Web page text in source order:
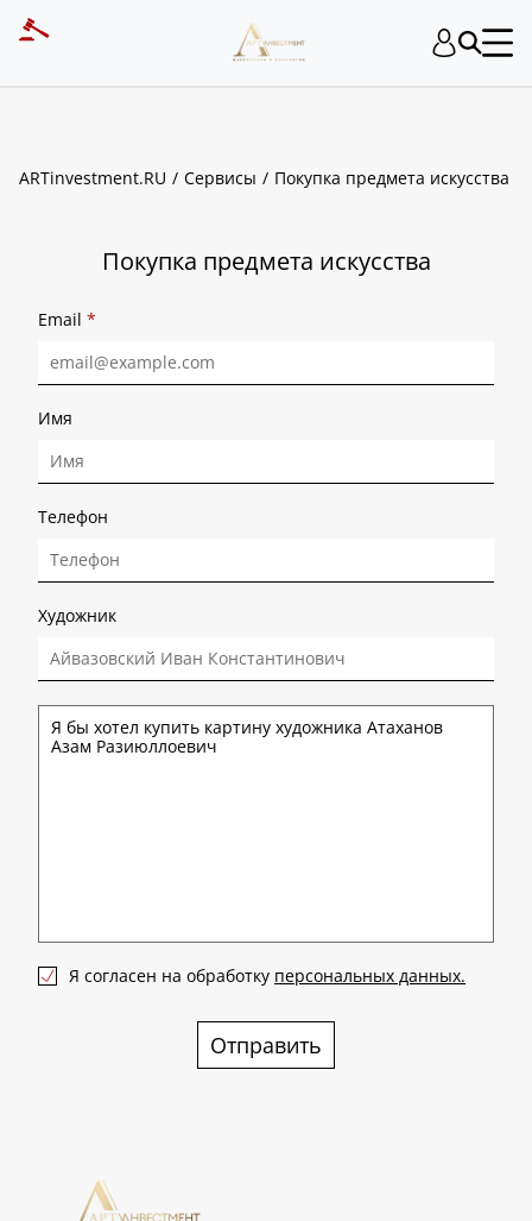
ARTinvestment.RU Сервисы Покупка предмета искусства
Покупка предмета искусства
Email *
Имя
Телефон
Художник
Я согласен на обработку персональных данных.
Отправить